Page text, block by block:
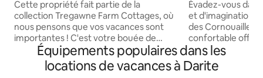
Jacuzzi | Sauna
Cette propriété fait partie de la
collection Tregawne Farm Cottages, où
nous pensons que vos vacances sont
importantes ! C'est votre bouée de
sauvetage pour garder votre santé
mentale, une chance de renouer avec
vous-même ; c'est une chance de vous
Potter
Évadez-vous
et d'imagination
des Cornouailles.
confortable offre
confortable et relaxante.
nom l'indique,
offre de la magie
Équipements populaires dans les
locations de vacances à Darite